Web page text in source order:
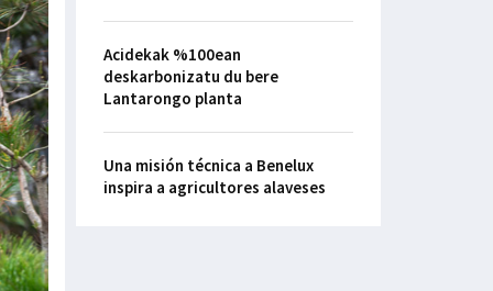
Acidekak %100ean
deskarbonizatu du bere
Lantarongo planta
Una misión técnica a Benelux
inspira a agricultores alaveses